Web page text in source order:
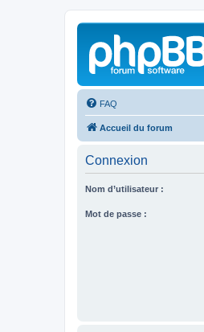
FAQ
Accueil du forum
Connexion
Nom d’utilisateur :
Mot de passe :